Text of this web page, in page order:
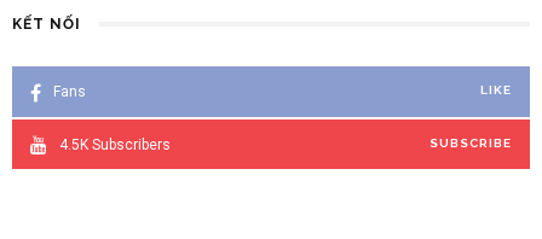
KẾT NỐI
Fans LIKE
4.5K Subscribers SUBSCRIBE